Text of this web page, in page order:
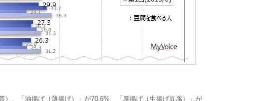
）、「油揚げ（薄揚げ）」が70.6%、「厚揚げ（生揚げ豆腐）」が